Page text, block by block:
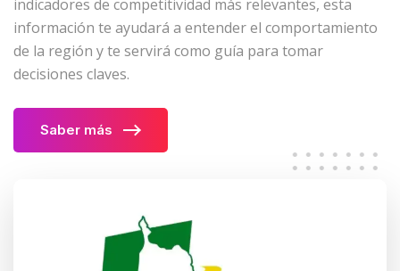
indicadores de competitividad más relevantes, esta
información te ayudará a entender el comportamiento
de la región y te servirá como guía para tomar
decisiones claves.
Saber más